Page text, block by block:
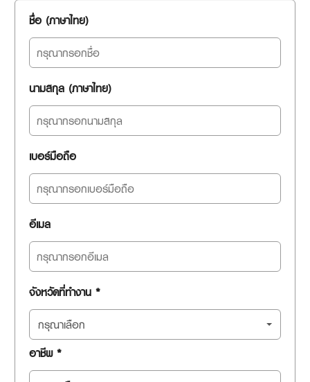
ชื่อ (ภาษาไทย)
นามสกุล (ภาษาไทย)
เบอร์มือถือ
อีเมล
จังหวัดที่ทำงาน *
กรุณาเลือก
อาชีพ *